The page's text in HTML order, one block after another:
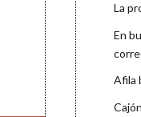
La
En
Afila